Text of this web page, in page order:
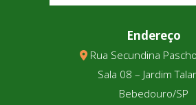
Endereço
Rua Secundina
Sala 08 – Jardim
Bebedouro/SP